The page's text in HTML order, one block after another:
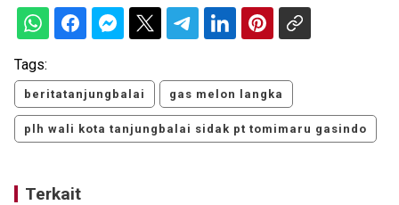
Tags:
beritatanjungbalai gas melon langka
plh wali kota tanjungbalai sidak pt tomimaru gasindo
Terkait